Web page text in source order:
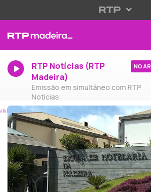
RTP Notícias (RTP
Madeira)
Emissão em simultâneo com RTP
Notícias
NO AR